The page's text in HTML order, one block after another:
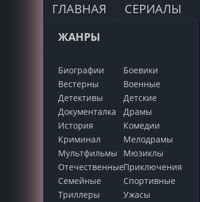
ГЛАВНАЯ СЕРИАЛЫ
ЖАНРЫ
Биографии
Боевики
Вестерны
Военные
Детективы
Детские
Документалка
Драмы
История
Комедии
Криминал
Мелодрамы
Мультфильмы
Мюзиклы
ОтечественныеПриключения
Семейные
Cпортивные
Триллеры
Ужасы